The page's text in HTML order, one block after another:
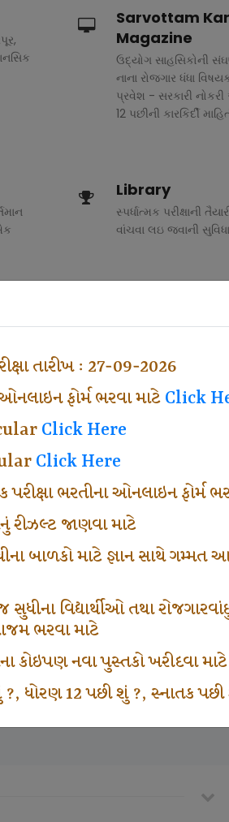
તારીખ : 27-09-2026
ફોર્મ ભરવા માટે Click
Click Here
Click Here
પરીક્ષા ભરતીના ઓનલાઇન ફોર્મ
રીઝલ્ટ જાણવા માટે
બાળકો માટે જ્ઞાન સાથે
વિદ્યાર્થીઓ તથા
ભરવા માટે
કોઇપણ નવા પુસ્તકો ખરીદવા માટે
ધોરણ 12 પછી શું ?, સ્નાતક પછી
Sarvottam
Magazine
ઉદ્યોગ સાહસિકોની
નાના રોજગાર ધંધા
પ્રવેશ - સરકારી
12 પછીની કારકિર્દી
Library
સ્પર્ધાત્મક પરીક્ષાની
વાંચવા લઇ જવાની
ભરતી
Competitive
હેતુ ફક્ત વ્યવસ્થા ખર્ચ
666